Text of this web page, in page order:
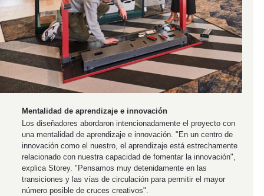
Mentalidad de aprendizaje e innovación
Los diseñadores abordaron intencionadamente el proyecto con
una mentalidad de aprendizaje e innovación. "En un centro de
innovación como el nuestro, el aprendizaje está estrechamente
relacionado con nuestra capacidad de fomentar la innovación",
explica Storey. "Pensamos muy detenidamente en las
transiciones y las vías de circulación para permitir el mayor
número posible de cruces creativos".